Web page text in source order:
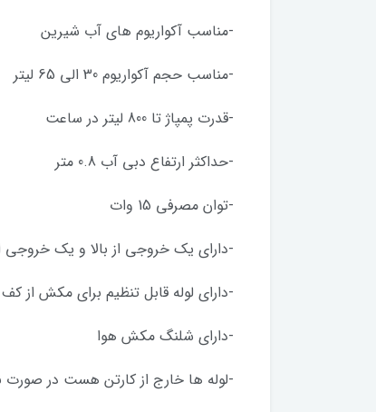
-مناسب آکواریوم های آب شیرین
-مناسب حجم آکواریوم 30 الی 65 لیتر
-قدرت پمپاژ تا 800 لیتر در ساعت
-حداکثر ارتفاع دبی آب 0.8 متر
-توان مصرفی 15 وات
-دارای یک خروجی از بالا و یک خروجی
-دارای لوله قابل تنظیم برای مکش از کف
-دارای شلنگ مکش هوا
-لوله ها خارج از کارتن هست در